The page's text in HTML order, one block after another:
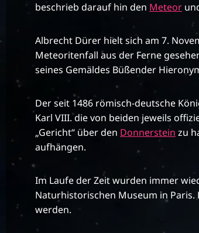
beschrieb darauf hin den Meteor
Albrecht Dürer hielt sich am 7.
Meteoritenfall aus der Ferne
seines Gemäldes Büßender
Der seit 1486 römisch-deutsche
Karl VIII. die von beiden jeweils
„Gericht“ über den Donnerstein zu
aufhängen.
Im Laufe der Zeit wurden immer
Naturhistorischen Museum in Paris.
werden.